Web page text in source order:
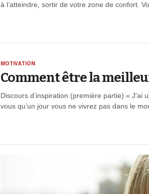
à l’atteindre, sortir de votre zone de confort.
MOTIVATION
Comment être la
Discours d’inspiration (première partie) «
vous qu’un jour vous ne vivrez pas dans le